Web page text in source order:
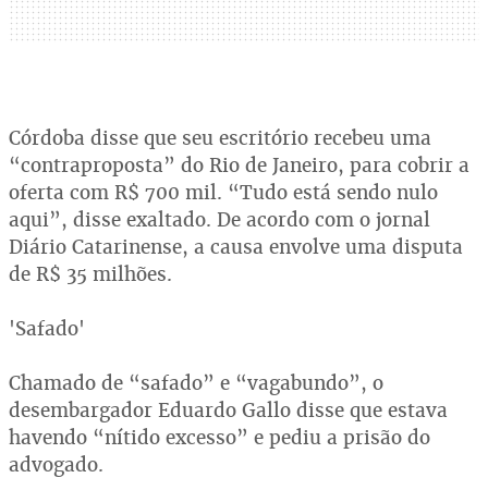
Córdoba disse que seu escritório recebeu uma
“contraproposta” do Rio de Janeiro, para cobrir a
oferta com R$ 700 mil. “Tudo está sendo nulo
aqui”, disse exaltado. De acordo com o jornal
Diário Catarinense, a causa envolve uma disputa
de R$ 35 milhões.
'Safado'
Chamado de “safado” e “vagabundo”, o
desembargador Eduardo Gallo disse que estava
havendo “nítido excesso” e pediu a prisão do
advogado.